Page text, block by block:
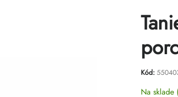
Kód:
Na sklade